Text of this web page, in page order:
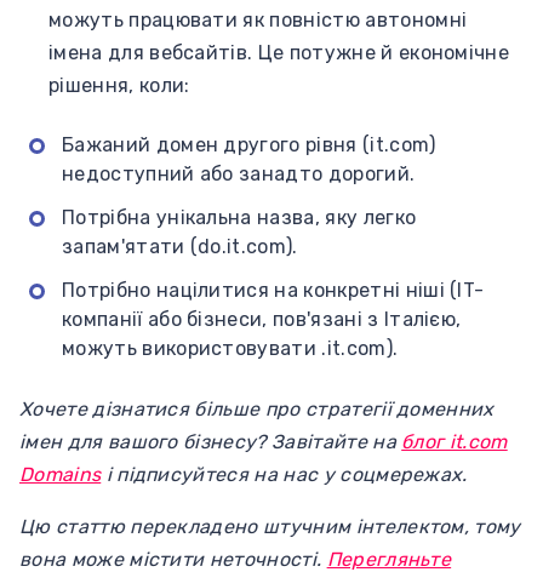
можуть працювати як повністю автономні
імена для вебсайтів. Це потужне й економічне
рішення, коли:
Бажаний домен другого рівня (it.com)
недоступний або занадто дорогий.
Потрібна унікальна назва, яку легко
запам'ятати (do.it.com).
Потрібно націлитися на конкретні ніші (IT-
компанії або бізнеси, пов'язані з Італією,
можуть використовувати .it.com).
Хочете дізнатися більше про стратегії доменних
імен для вашого бізнесу? Завітайте на блог it.com
Domainsі підписуйтеся на нас у соцмережах.
Цю статтю перекладено штучним інтелектом, тому
вона може містити неточності. Перегляньте